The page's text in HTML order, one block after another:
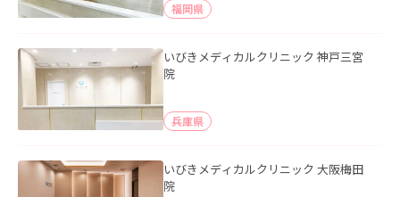
福岡県
いびきメディカルクリニック 神戸三宮
院
兵庫県
いびきメディカルクリニック 大阪梅田
院